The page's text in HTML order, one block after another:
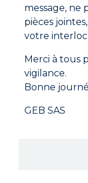
message, ne
pièces
votre
Merci à tous
vigilance.
Bonne
GEB SAS